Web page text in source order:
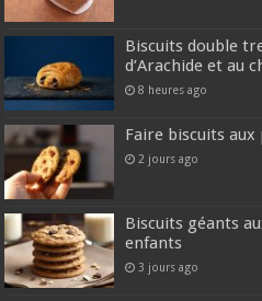
Biscuits double
d’Arachide et au
8 heures ago
Faire biscuits
2 jours ago
Biscuits géants
enfants
3 jours ago